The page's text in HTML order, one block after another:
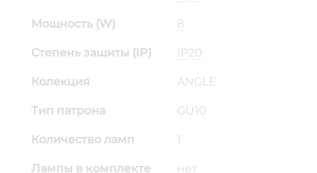
Мощность (W) 8
Степень защиты (IP) IP20
Колекция ANGLE
Тип патрона GU10
Количество ламп 1
Лампы в комплекте нет